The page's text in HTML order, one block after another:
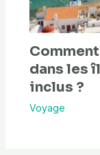
dans les
inclus ?
Voyage